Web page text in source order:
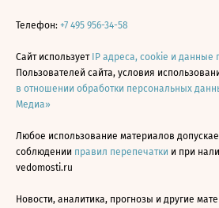
Телефон: +7 495 956-34-58
Сайт использует IP адреса, cookie и данные
Пользователей сайта, условия
в отношении обработки персональных
Медиа»
Любое использование материалов
соблюдении правил перепечатки и при
vedomosti.ru
Новости, аналитика, прогнозы и другие